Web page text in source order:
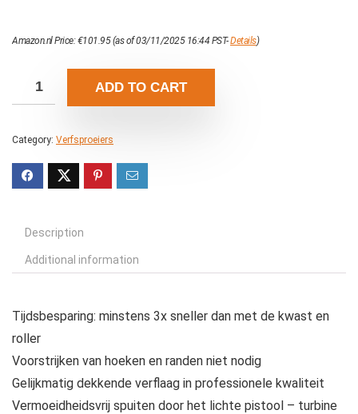
Amazon.nl Price:€101.95(as of 03/11/2025 16:44 PST-Details)
ADD TO CART
Category: Verfsproeiers
Description
Additional information
Tijdsbesparing: minstens 3x sneller dan met de kwast en
roller
Voorstrijken van hoeken en randen niet nodig
Gelijkmatig dekkende verflaag in professionele kwaliteit
Vermoeidheidsvrij spuiten door het lichte pistool – turbine